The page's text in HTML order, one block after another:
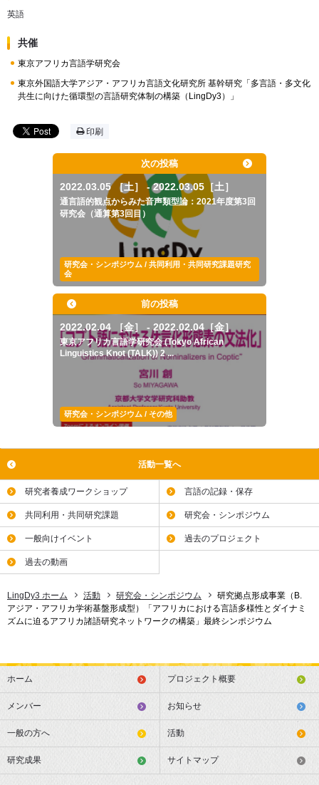
英語
共催
東京アフリカ言語学研究会
東京外国語大学アジア・アフリカ言語文化研究所 基幹研究「多言語・多文化
共生に向けた循環型の言語研究体制の構築（LingDy3）」
印刷
次の投稿
2022.03.05 ［土］ - 2022.03.05［土］
通言語的観点からみた音声類型論：2021年度第3回
研究会（通算第3回目）
研究会・シンポジウム / 共同利用・共同研究課題研究
会
前の投稿
2022.02.04 ［金］ - 2022.02.04［金］
東京アフリカ言語学研究会 (Tokyo African
Linguistics Knot (TALK)) 2 ...
研究会・シンポジウム / その他
活動一覧へ
研究者養成ワークショップ 言語の記録・保存
共同利用・共同研究課題 研究会・シンポジウム
一般向けイベント 過去のプロジェクト
過去の動画
LingDy3 ホーム 活動 研究会・シンポジウム
研究拠点形成事業（B.
アジア・アフリカ学術基盤形成型）「アフリカにおける言語多様性とダイナミ
ズムに迫るアフリカ諸語研究ネットワークの構築」最終シンポジウム
ホーム プロジェクト概要
メンバー お知らせ
一般の方へ 活動
研究成果 サイトマップ